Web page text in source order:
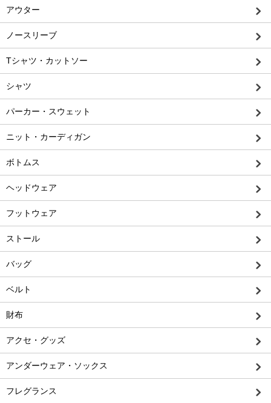
アウター
ノースリーブ
Tシャツ・カットソー
シャツ
パーカー・スウェット
ニット・カーディガン
ボトムス
ヘッドウェア
フットウェア
ストール
バッグ
ベルト
財布
アクセ・グッズ
アンダーウェア・ソックス
フレグランス